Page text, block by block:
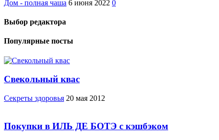
Дом - полная чаша 6 июня 2022 0
Выбор редактора
Популярные посты
Свекольный квас
Cекреты здоровья 20 мая 2012
Покупки в ИЛЬ ДЕ БОТЭ с кэшбэком